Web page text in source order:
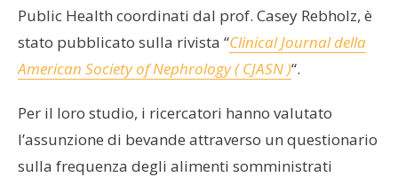
Public Health coordinati dal prof. Casey Rebholz, è
stato pubblicato sulla rivista “Clinical Journal della
American Society of Nephrology ( CJASN )“.
Per il loro studio, i ricercatori hanno valutato
l’assunzione di bevande attraverso un questionario
sulla frequenza degli alimenti somministrati